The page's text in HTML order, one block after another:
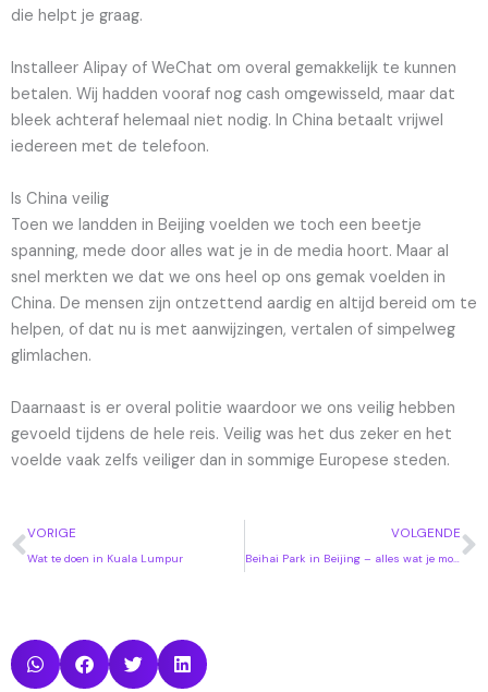
die helpt je graag.
Installeer Alipay of WeChat om overal gemakkelijk te kunnen
betalen. Wij hadden vooraf nog cash omgewisseld, maar dat
bleek achteraf helemaal niet nodig. In China betaalt vrijwel
iedereen met de telefoon.
Is China veilig
Toen we landden in Beijing voelden we toch een beetje
spanning, mede door alles wat je in de media hoort. Maar al
snel merkten we dat we ons heel op ons gemak voelden in
China. De mensen zijn ontzettend aardig en altijd bereid om te
helpen, of dat nu is met aanwijzingen, vertalen of simpelweg
glimlachen.
Daarnaast is er overal politie waardoor we ons veilig hebben
gevoeld tijdens de hele reis. Veilig was het dus zeker en het
voelde vaak zelfs veiliger dan in sommige Europese steden.
Vorige
VORIGE
Wat te doen in Kuala Lumpur
VOLGENDE
Beihai Park in Beijing – alles wat je moet weten